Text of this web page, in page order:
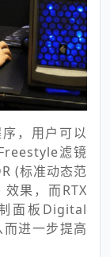
，用户可以
滤镜
(标准动态范
果，而RTX
面板Digital
进一步提高